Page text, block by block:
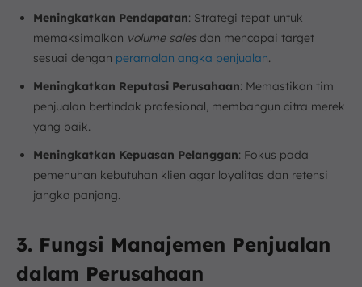
Meningkatkan Pendapatan: Strategi tepat untuk
memaksimalkan volume sales dan mencapai target
sesuai dengan peramalan angka penjualan.
Meningkatkan Reputasi Perusahaan: Memastikan tim
penjualan bertindak profesional, membangun citra merek
yang baik.
Meningkatkan Kepuasan Pelanggan: Fokus pada
pemenuhan kebutuhan klien agar loyalitas dan retensi
jangka panjang.
3. Fungsi Manajemen Penjualan
dalam Perusahaan